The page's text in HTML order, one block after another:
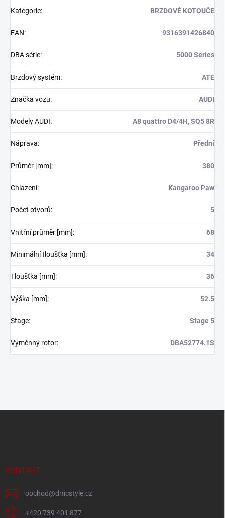
Kategorie: BRZDOVÉ KOTOUČE
EAN: 9316391426840
DBA série: 5000 Series
Brzdový systém: ATE
Značka vozu: AUDI
Modely AUDI: A8 quattro D4/4H, SQ5 8R
Náprava: Přední
Průměr [mm]: 380
Chlazení: Kangaroo Paw
Počet otvorů: 5
Vnitřní průměr [mm]: 68
Minimální tloušťka [mm]: 34
Tloušťka [mm]: 36
Výška [mm]: 52.5
Stage: Stage 5
Výměnný rotor: DBA52774.1S
KONTAKT
obchod@dmcstyle.cz
+420 739 401 877